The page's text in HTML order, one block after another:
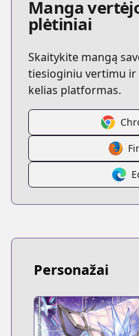
Manga
plėtiniai
Skaitykite mangą
tiesioginiu vertimu
kelias platformas.
Personažai